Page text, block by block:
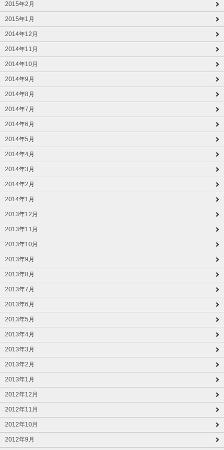
2015年2月
2015年1月
2014年12月
2014年11月
2014年10月
2014年9月
2014年8月
2014年7月
2014年6月
2014年5月
2014年4月
2014年3月
2014年2月
2014年1月
2013年12月
2013年11月
2013年10月
2013年9月
2013年8月
2013年7月
2013年6月
2013年5月
2013年4月
2013年3月
2013年2月
2013年1月
2012年12月
2012年11月
2012年10月
2012年9月